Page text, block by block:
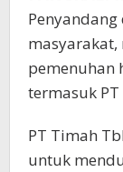
pemenuhan
termasuk
PT Timah
untuk